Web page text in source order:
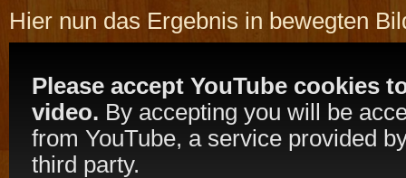
Hier nun das Ergebnis in bewegten
Please accept YouTube cookies
video. By accepting you will be
from YouTube, a service provided
third party.